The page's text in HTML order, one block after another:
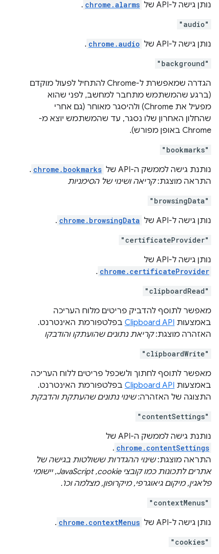
נותן גישה ל-API של chrome.alarms
.
"audio"
נותן גישה ל-API של chrome.audio
.
"background"
הגדרה שמאפשרת ל-Chrome להתחיל לפעול מוקדם
(ברגע שהמשתמש מתחבר למחשב, לפני שהוא
מפעיל את Chrome) ולהיסגר מאוחר (גם אחרי
שהחלון האחרון שלו נסגר, עד שהמשתמש יוצא מ-
Chrome באופן מפורש).
"bookmarks"
נותנת גישה לממשק ה-API של chrome.bookmarks
.
התראה מוצגת:קריאה ושינוי של הסימניות
"browsingData"
נותן גישה ל-API של chrome.browsingData
.
"certificateProvider"
נותן גישה ל-API של
chrome.certificateProvider
.
"clipboardRead"
מאפשר לתוסף להדביק פריטים מלוח העריכה
באמצעות Clipboard API בפלטפורמת האינטרנט.
האזהרה מוצגת:קריאת נתונים שהועתקו והודבקו
"clipboardWrite"
מאפשר לתוסף לחתוך ולשכפל פריטים ללוח העריכה
באמצעות Clipboard API בפלטפורמת האינטרנט.
התצוגה של האזהרה:שינוי נתונים שהעתקת והדבקת
"contentSettings"
נותנת גישה לממשק ה-API של
chrome.contentSettings
.
התראה מוצגת:שינוי ההגדרות ששולטות בגישה של
אתרים לתכונות כמו קובצי cookie, ‏JavaScript, יישומי
פלאגין, מיקום גיאוגרפי, מיקרופון, מצלמה וכו'.
"contextMenus"
נותן גישה ל-API של chrome.contextMenus
.
"cookies"